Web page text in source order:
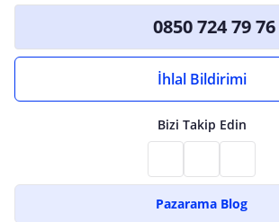
0850 724 79 76
İhlal Bildirimi
Bizi Takip Edin
Pazarama Blog